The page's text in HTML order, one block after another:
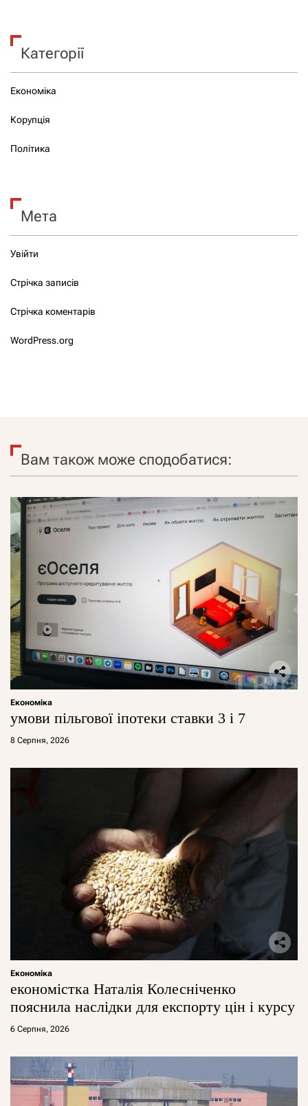
Категорії
Економіка
Корупція
Політика
Мета
Увійти
Стрічка записів
Стрічка коментарів
WordPress.org
Вам також може сподобатися:
Економіка
умови пільгової іпотеки ставки 3 і 7
8 Серпня, 2026
Економіка
економістка Наталія Колесніченко
пояснила наслідки для експорту цін і курсу
6 Серпня, 2026